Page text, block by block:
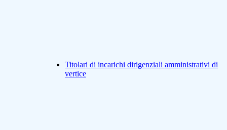
Titolari di incarichi dirigenziali amministrativi di
vertice